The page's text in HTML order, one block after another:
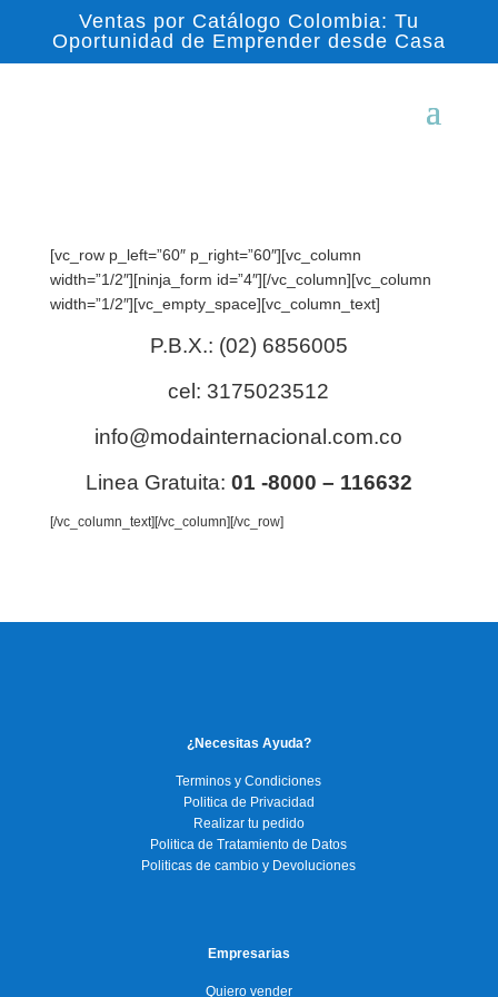
Ventas por Catálogo Colombia: Tu
Oportunidad de Emprender desde Casa
[vc_row p_left=”60″ p_right=”60″][vc_column
width=”1/2″][ninja_form id=”4″][/vc_column][vc_column
width=”1/2″][vc_empty_space][vc_column_text]
P.B.X.: (02) 6856005
cel: 3175023512
info@modainternacional.com.co
Linea Gratuita: 01 -8000 – 116632
[/vc_column_text][/vc_column][/vc_row]
¿Necesitas Ayuda?
Terminos y Condiciones
Politica de Privacidad
Realizar tu pedido
Politica de Tratamiento de Datos
Politicas de cambio y Devoluciones
Empresarias
Quiero vender